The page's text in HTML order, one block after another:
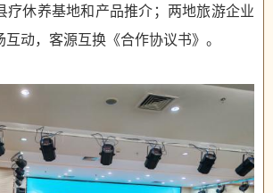
疗休养基地和产品推介；两地旅游企业
动，客源互换《合作协议书》。